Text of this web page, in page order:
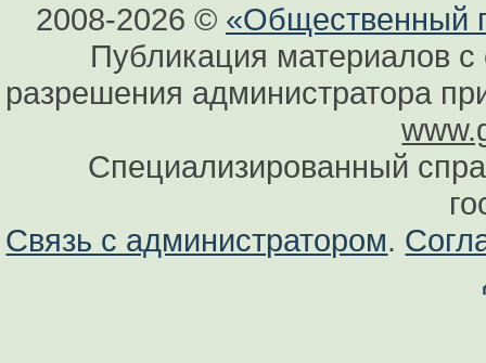
2008-2026 © «Общественный
Публикация материалов
разрешения администратора
Специализированный
Связь с администратором.